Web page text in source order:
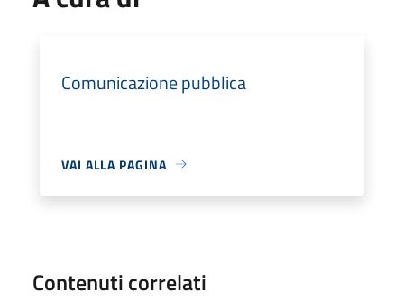
Comunicazione pubblica
VAI ALLA PAGINA
Contenuti correlati